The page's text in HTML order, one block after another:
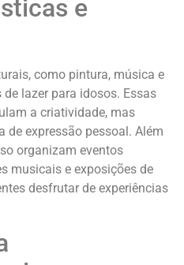
e
como pintura, música e
lazer para idosos. Essas
a criatividade, mas
expressão pessoal. Além
organizam eventos
musicais e exposições de
desfrutar de experiências